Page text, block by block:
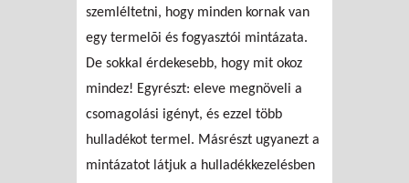
szemléltetni, hogy minden kornak van
egy termelõi és fogyasztói mintázata.
De sokkal érdekesebb, hogy mit okoz
mindez! Egyrészt: eleve megnöveli a
csomagolási igényt, és ezzel több
hulladékot termel. Másrészt ugyanezt a
mintázatot látjuk a hulladékkezelésben